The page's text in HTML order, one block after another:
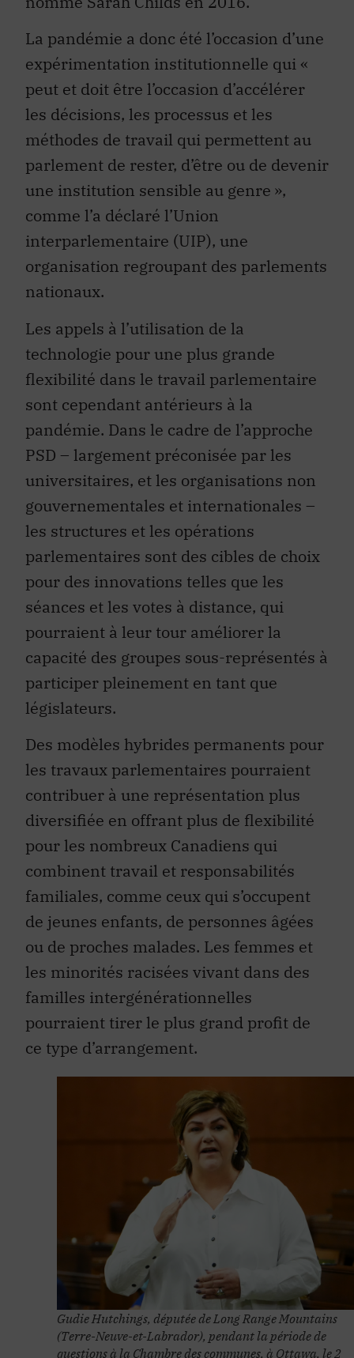
La pandémie a donc été l’occasion d’une
expérimentation institutionnelle qui «
peut et doit être l’occasion d’accélérer
les décisions, les processus et les
méthodes de travail qui permettent au
parlement de rester, d’être ou de devenir
une institution sensible au genre »,
comme l’a déclaré l’Union
interparlementaire (UIP), une
organisation regroupant des parlements
nationaux.
Les appels à l’utilisation de la
technologie pour une plus grande
flexibilité dans le travail parlementaire
sont cependant antérieurs à la
pandémie. Dans le cadre de l’approche
PSD – largement préconisée par les
universitaires, et les organisations non
gouvernementales et internationales –
les structures et les opérations
parlementaires sont des cibles de choix
pour des innovations telles que les
séances et les votes à distance, qui
pourraient à leur tour améliorer la
capacité des groupes sous-représentés à
participer pleinement en tant que
législateurs.
Des modèles hybrides permanents pour
les travaux parlementaires pourraient
contribuer à une représentation plus
diversifiée en offrant plus de flexibilité
pour les nombreux Canadiens qui
combinent travail et responsabilités
familiales, comme ceux qui s’occupent
de jeunes enfants, de personnes âgées
ou de proches malades. Les femmes et
les minorités racisées vivant dans des
familles intergénérationnelles
pourraient tirer le plus grand profit de
ce type d’arrangement.
Gudie Hutchings, députée de Long Range Mountains
(Terre-Neuve-et-Labrador), pendant la période de
questions à la Chambre des communes, à Ottawa, le 2